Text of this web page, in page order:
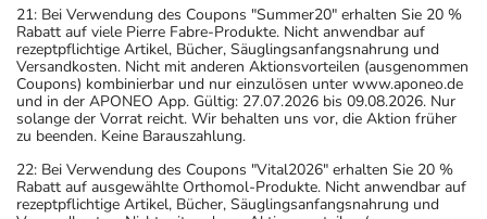
21: Bei Verwendung des Coupons "Summer20" erhalten Sie 20 %
Rabatt auf viele Pierre Fabre-Produkte. Nicht anwendbar auf
rezeptpflichtige Artikel, Bücher, Säuglingsanfangsnahrung und
Versandkosten. Nicht mit anderen Aktionsvorteilen (ausgenommen
Coupons) kombinierbar und nur einzulösen unter www.aponeo.de
und in der APONEO App. Gültig: 27.07.2026 bis 09.08.2026. Nur
solange der Vorrat reicht. Wir behalten uns vor, die Aktion früher
zu beenden. Keine Barauszahlung.
22: Bei Verwendung des Coupons "Vital2026" erhalten Sie 20 %
Rabatt auf ausgewählte Orthomol-Produkte. Nicht anwendbar auf
rezeptpflichtige Artikel, Bücher, Säuglingsanfangsnahrung und